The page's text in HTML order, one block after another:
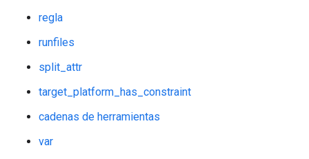
regla
runfiles
split_attr
target_platform_has_constraint
cadenas de herramientas
var